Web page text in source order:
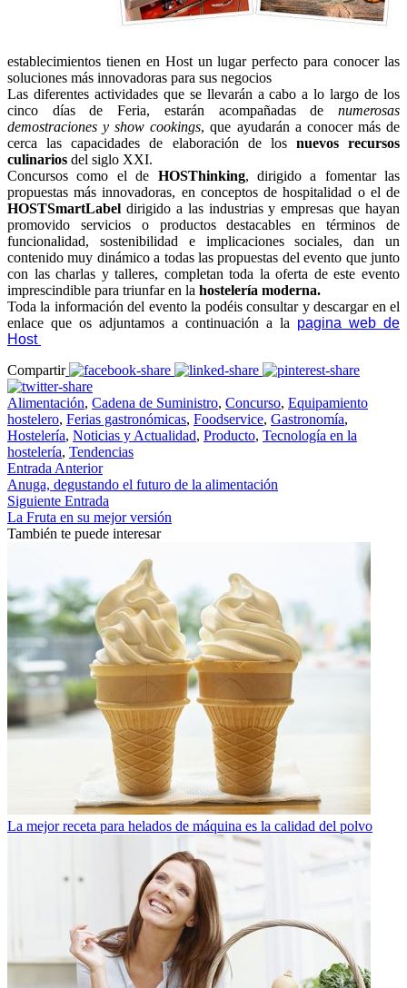
establecimientos tienen en Host un lugar perfecto para conocer las
soluciones más innovadoras para sus negocios
Las diferentes actividades que se llevarán a cabo a lo largo de los
cinco días de Feria, estarán acompañadas de numerosas
demostraciones y show cookings, que ayudarán a conocer más de
cerca las capacidades de elaboración de losnuevos recursos
culinarios del siglo XXI.
Concursos como el de HOSThinking, dirigido a fomentar las
propuestas más innovadoras, en conceptos de hospitalidad o el de
HOSTSmartLabel dirigido a las industrias y empresas que hayan
promovido servicios o productos destacables en términos de
funcionalidad, sostenibilidad e implicaciones sociales, dan un
contenido muy dinámico a todas las propuestas del evento que junto
con las charlas y talleres, completan toda la oferta de este evento
imprescindible para triunfar en la hostelería moderna.
Toda la información del evento la podéis consultar y descargar en el
enlace que os adjuntamos a continuación a la pagina web de
Host
Compartir
Alimentación, Cadena de Suministro, Concurso, Equipamiento
hostelero, Ferias gastronómicas, Foodservice, Gastronomía,
Hostelería, Noticias y Actualidad, Producto, Tecnología en la
hostelería, Tendencias
Entrada Anterior
Anuga, degustando el futuro de la alimentación
Siguiente Entrada
La Fruta en su mejor versión
También te puede interesar
La mejor receta para helados de máquina es la calidad del polvo